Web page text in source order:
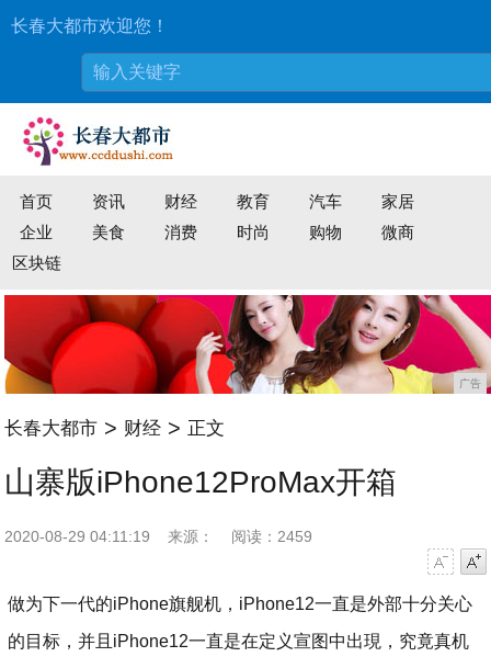
长春大都市欢迎您！
首页 资讯 财经 教育 汽车
家居
企业
美食 消费 时尚 购物
微商
区块链
广告
长春大都市 > 财经 > 正文
山寨版iPhone12ProMax开箱
2020-08-29 04:11:19 来源：
阅读：2459
做为下一代的iPhone旗舰机，iPhone12一直是外部十分关心
的目标，并且iPhone12一直是在定义宣图中出現，究竟真机